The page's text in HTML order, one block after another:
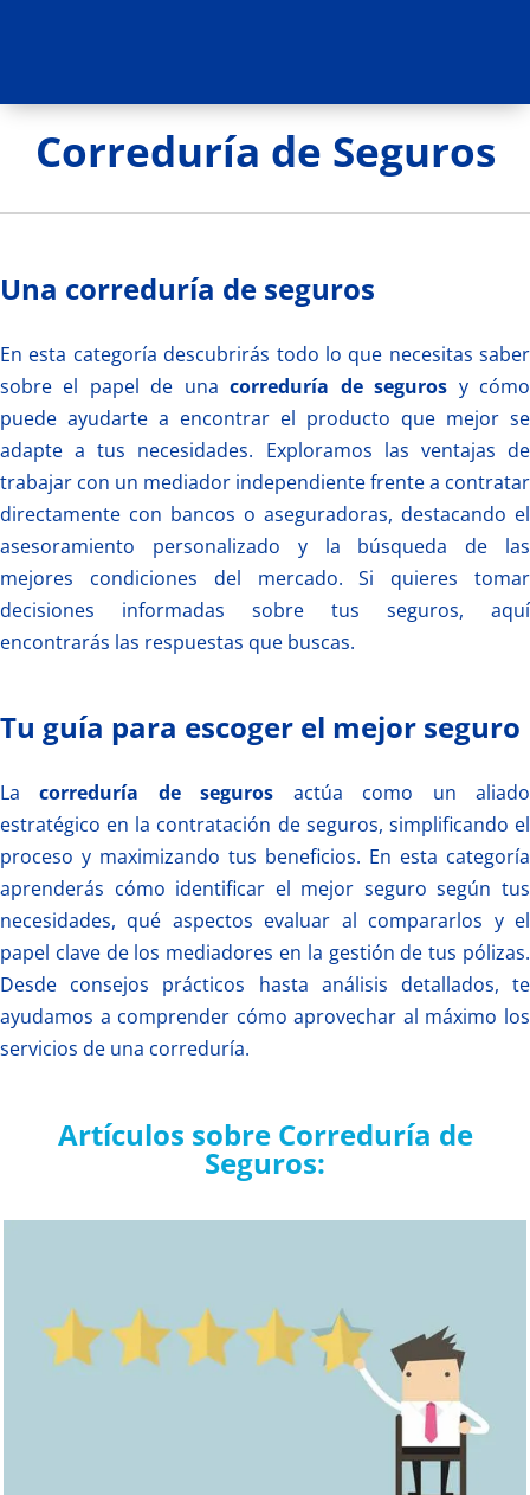
Correduría de Seguros
Una correduría de seguros
En esta categoría descubrirás todo lo que necesitas saber
sobre el papel de unacorreduría de seguros y cómo
puede ayudarte a encontrar el producto que mejor se
adapte a tus necesidades. Exploramos las ventajas de
trabajar con un mediador independiente frente a contratar
directamente con bancos o aseguradoras, destacando el
asesoramiento personalizado y la búsqueda de las
mejores condiciones del mercado. Si quieres tomar
decisiones informadas sobre tus seguros, aquí
encontrarás las respuestas que buscas.
Tu guía para escoger el mejor seguro
Lacorreduría de seguros actúa como un aliado
estratégico en la contratación de seguros, simplificando el
proceso y maximizando tus beneficios. En esta categoría
aprenderás cómo identificar el mejor seguro según tus
necesidades, qué aspectos evaluar al compararlos y el
papel clave de los mediadores en la gestión de tus pólizas.
Desde consejos prácticos hasta análisis detallados, te
ayudamos a comprender cómo aprovechar al máximo los
servicios de una correduría.
Artículos sobre Correduría de
Seguros: